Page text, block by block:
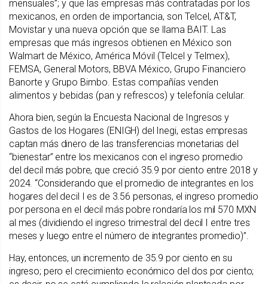
mensuales”; y que las empresas más contratadas por los
mexicanos, en orden de importancia, son Telcel, AT&T,
Movistar y una nueva opción que se llama BAIT. Las
empresas que más ingresos obtienen en México son
Walmart de México, América Móvil (Telcel y Telmex),
FEMSA, General Motors, BBVA México, Grupo Financiero
Banorte y Grupo Bimbo. Estas compañías venden
alimentos y bebidas (pan y refrescos) y telefonía celular.
Ahora bien, según la Encuesta Nacional de Ingresos y
Gastos de los Hogares (ENIGH) del Inegi, estas empresas
captan más dinero de las transferencias monetarias del
“bienestar” entre los mexicanos con el ingreso promedio
del decil más pobre, que creció 35.9 por ciento entre 2018 y
2024. “Considerando que el promedio de integrantes en los
hogares del decil I es de 3.56 personas, el ingreso promedio
por persona en el decil más pobre rondaría los mil 570 MXN
al mes (dividiendo el ingreso trimestral del decil I entre tres
meses y luego entre el número de integrantes promedio)”.
Hay, entonces, un incremento de 35.9 por ciento en su
ingreso; pero el crecimiento económico del dos por ciento;